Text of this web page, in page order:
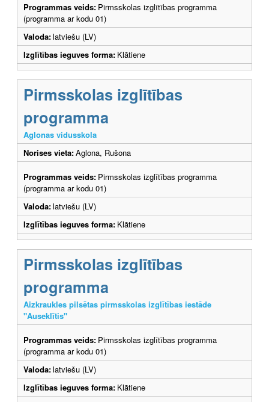
Programmas veids: Pirmsskolas izglītības programma
(programma ar kodu 01)
Valoda:latviešu (LV)
Izglītības ieguves forma: Klātiene
Pirmsskolas izglītības
programma
Aglonas vidusskola
Norises vieta:Aglona, Rušona
Programmas veids: Pirmsskolas izglītības programma
(programma ar kodu 01)
Valoda:latviešu (LV)
Izglītības ieguves forma: Klātiene
Pirmsskolas izglītības
programma
Aizkraukles pilsētas pirmsskolas izglītības iestāde
"Auseklītis"
Programmas veids: Pirmsskolas izglītības programma
(programma ar kodu 01)
Valoda:latviešu (LV)
Izglītības ieguves forma: Klātiene